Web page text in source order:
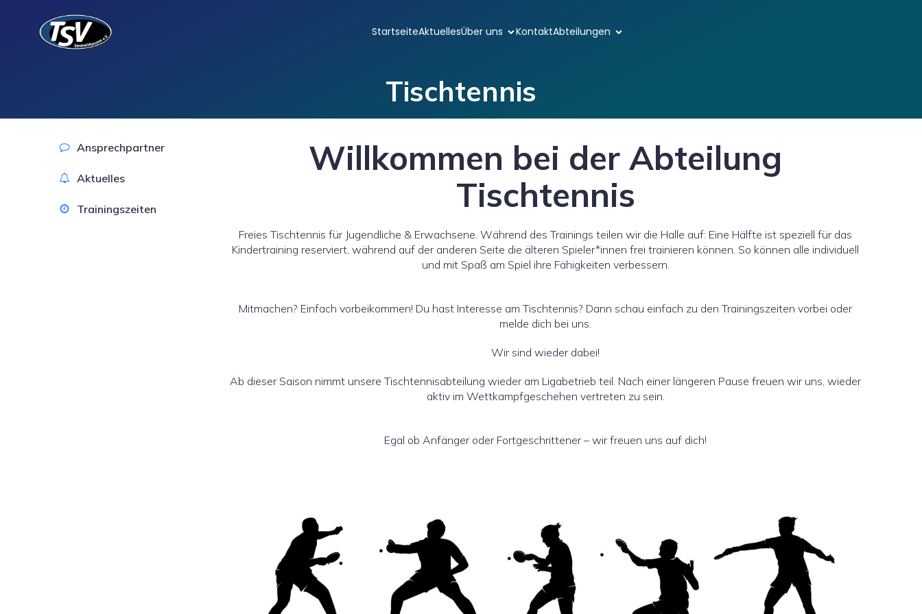
StartseiteAktuellesÜber uns KontaktAbteilungen
Tischtennis
Ansprechpartner
Aktuelles
Trainingszeiten
Willkommen bei der Abteilung
Tischtennis
Freies Tischtennis für Jugendliche & Erwachsene. Während des Trainings teilen wir die Halle auf: Eine Hälfte ist speziell für das
Kindertraining reserviert, während auf der anderen Seite die älteren Spieler*innen frei trainieren können. So können alle individuell
und mit Spaß am Spiel ihre Fähigkeiten verbessern.
Mitmachen? Einfach vorbeikommen! Du hast Interesse am Tischtennis? Dann schau einfach zu den Trainingszeiten vorbei oder
melde dich bei uns.
Wir sind wieder dabei!
Ab dieser Saison nimmt unsere Tischtennisabteilung wieder am Ligabetrieb teil. Nach einer längeren Pause freuen wir uns, wieder
aktiv im Wettkampfgeschehen vertreten zu sein.
Egal ob Anfänger oder Fortgeschrittener – wir freuen uns auf dich!